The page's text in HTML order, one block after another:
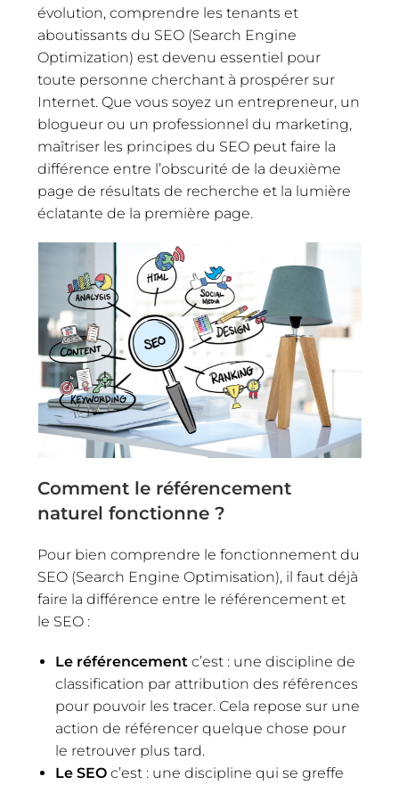
évolution, comprendre les tenants et
aboutissants du SEO (Search Engine
Optimization) est devenu essentiel pour
toute personne cherchant à prospérer sur
Internet. Que vous soyez un entrepreneur, un
blogueur ou un professionnel du marketing,
maîtriser les principes du SEO peut faire la
différence entre l’obscurité de la deuxième
page de résultats de recherche et la lumière
éclatante de la première page.
Comment le référencement
naturel fonctionne ?
Pour bien comprendre le fonctionnement du
SEO (Search Engine Optimisation), il faut déjà
faire la différence entre le référencement et
le SEO :
Le référencementc’est : une discipline de
classification par attribution des références
pour pouvoir les tracer. Cela repose sur une
action de référencer quelque chose pour
le retrouver plus tard.
Le SEO c’est : une discipline qui se greffe